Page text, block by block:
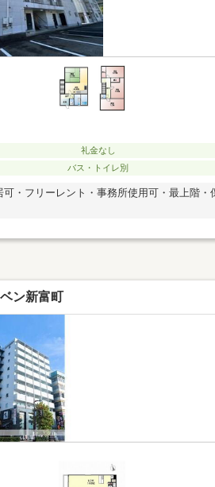
礼金なし
バス・トイレ別
可・フリーレント・事務所使用可・最上階・
ン新富町